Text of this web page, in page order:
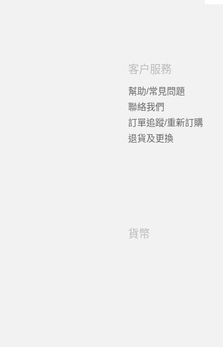
客户服務
幫助/常見問題
聯絡我們
訂單追蹤/重新訂購
退貨及更換
貨幣